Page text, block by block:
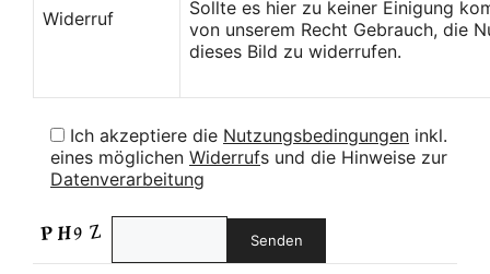
Widerruf
Sollte es hier zu keiner Einigung
von unserem Recht Gebrauch, die
dieses Bild zu widerrufen.
Ich akzeptiere die Nutzungsbedingungen inkl.
eines möglichen Widerrufs und die Hinweise zur
Datenverarbeitung